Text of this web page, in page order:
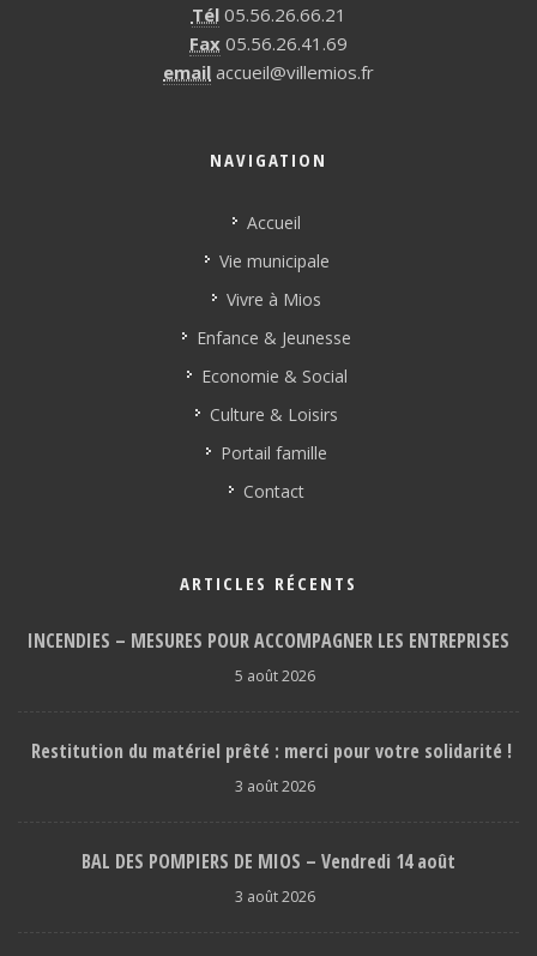
Tél05.56.26.66.21
Fax 05.56.26.41.69
email accueil@villemios.fr
NAVIGATION
Accueil
Vie municipale
Vivre à Mios
Enfance & Jeunesse
Economie & Social
Culture & Loisirs
Portail famille
Contact
ARTICLES RÉCENTS
INCENDIES – MESURES POUR ACCOMPAGNER LES ENTREPRISES
5 août 2026
Restitution du matériel prêté : merci pour votre solidarité !
3 août 2026
BAL DES POMPIERS DE MIOS – Vendredi 14 août
3 août 2026